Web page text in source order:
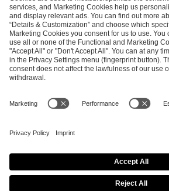
SEND MESSAGE
CAREER MEDIA RIGHTS
Imprint
Privacy Policy Cookie Policy
Copyright Policy
Procurement Policy